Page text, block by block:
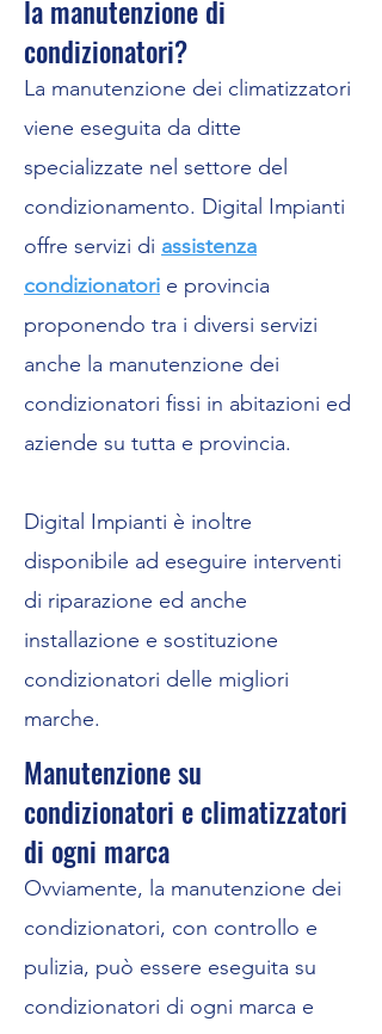
la manutenzione di
condizionatori?
La manutenzione dei climatizzatori
viene eseguita da ditte
specializzate nel settore del
condizionamento. Digital Impianti
offre servizi di assistenza
condizionatori e provincia
proponendo tra i diversi servizi
anche la manutenzione dei
condizionatori fissi in abitazioni ed
aziende su tutta e provincia.
Digital Impianti è inoltre
disponibile ad eseguire interventi
di riparazione ed anche
installazione e sostituzione
condizionatori delle migliori
marche.
Manutenzione su
condizionatori e climatizzatori
di ogni marca
Ovviamente, la manutenzione dei
condizionatori, con controllo e
pulizia, può essere eseguita su
condizionatori di ogni marca e